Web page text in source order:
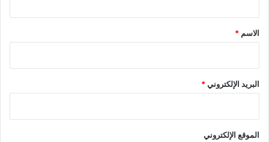
*
الاسم *
البريد الإلكتروني*
الموقع الإلكتروني